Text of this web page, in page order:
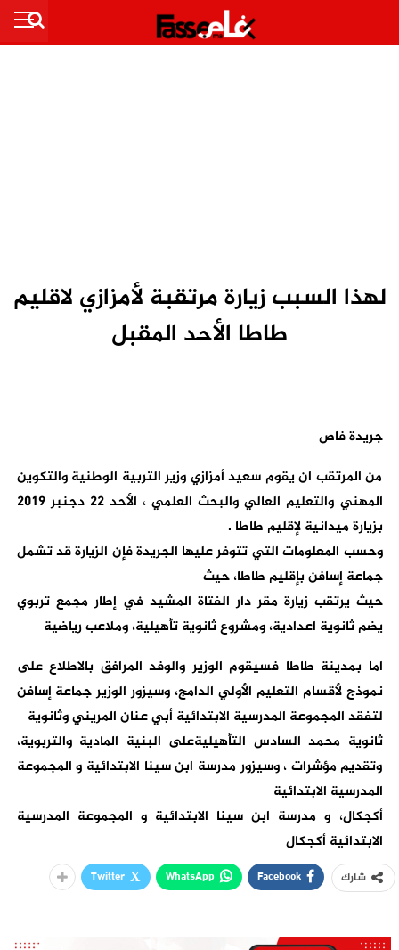
لهذا السبب زيارة مرتقبة لأمزازي لاقليم
طاطا الأحد المقبل
جريدة فاص
من المرتقب ان يقوم سعيد أمزازي وزير التربية الوطنية والتكوين
المهني والتعليم العالي والبحث العلمي ، الأحد 22 دجنبر 2019
بزيارة ميدانية لإقليم طاطا .
وحسب المعلومات التي تتوفر عليها الجريدة فإن الزيارة قد تشمل
جماعة إسافن بإقليم طاطا، حيث
حيث يرتقب زيارة مقر دار الفتاة المشيد في إطار مجمع تربوي
يضم ثانوية اعدادية، ومشروع ثانوية تأهيلية، وملاعب رياضية
اما بمدينة طاطا فسيقوم الوزير والوفد المرافق بالاطلاع على
نموذج لأقسام التعليم الأولي الدامج، وسيزور الوزير جماعة إسافن
لتفقد المجموعة المدرسية الابتدائية أبي عنان المريني وثانوية
ثانوية محمد السادس التأهيليةعلى البنية المادية والتربوية،
وتقديم مؤشرات ، وسيزور مدرسة ابن سينا الابتدائية و المجموعة
المدرسية الابتدائية
أكجكال، و مدرسة ابن سينا الابتدائية و المجموعة المدرسية
الابتدائية أكجكال
شارك Facebook
WhatsApp
Twitter